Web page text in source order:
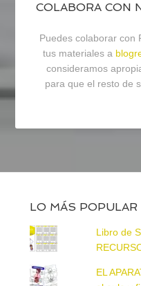
COLABORA CON
Puedes colaborar con
tus materiales a
consideramos
para que el resto de
LO MÁS POPULAR
Libro de
EL